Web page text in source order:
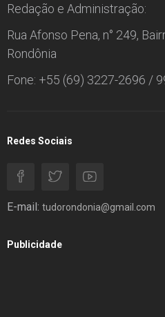
Redação e Administração:
Rua Afonso Pena, n° 249,
Rondônia
Fone: +55 (69) 3227-2696 /
Redes Sociais
E-mail: tudorondonia@gmail.com
Publicidade